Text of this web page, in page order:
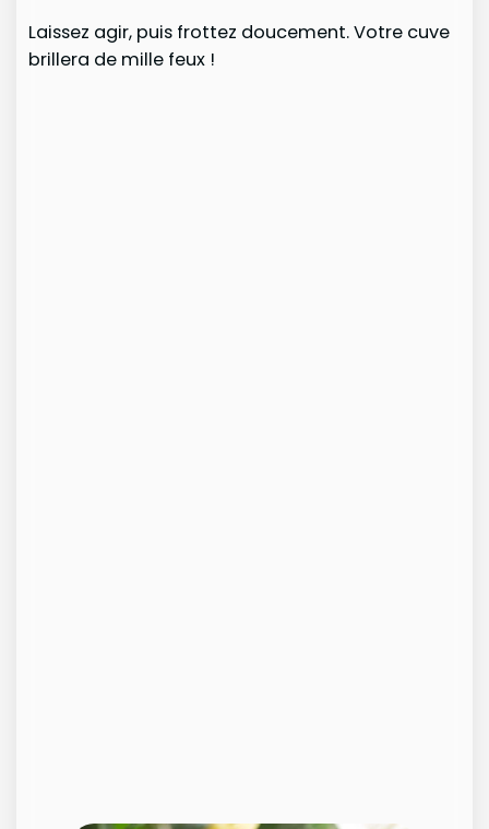
Laissez agir, puis frottez doucement. Votre cuve
brillera de mille feux !